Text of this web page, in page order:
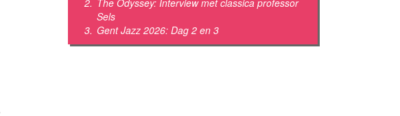
Sels
Gent Jazz 2026: Dag 2 en 3